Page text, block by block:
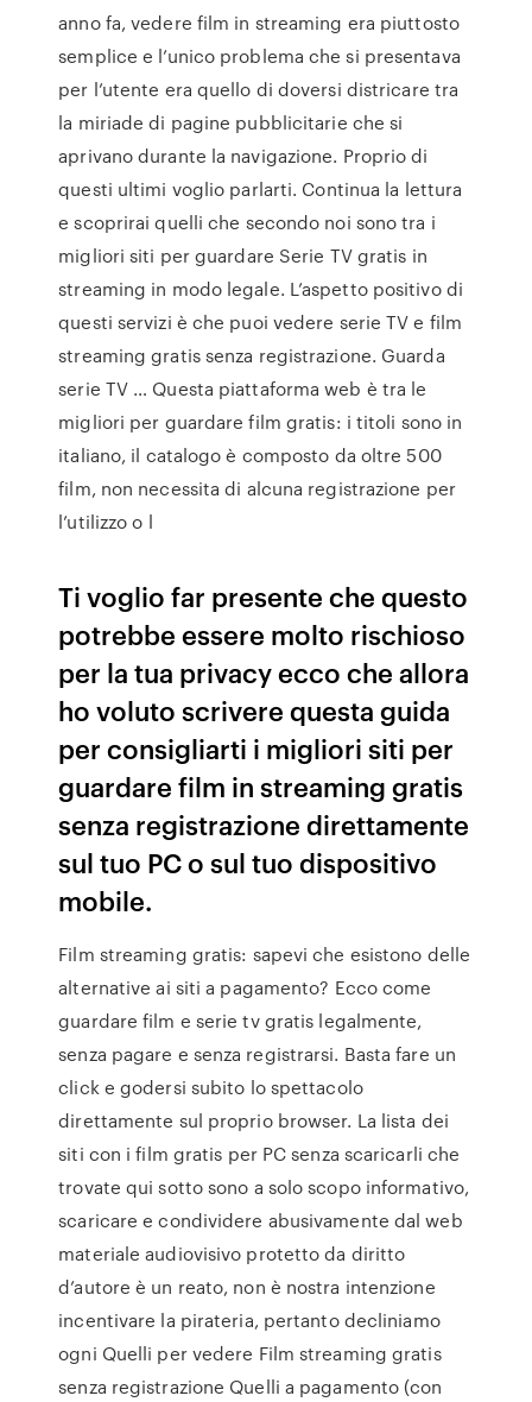
anno fa, vedere film in streaming era piuttosto
semplice e l’unico problema che si presentava
per l’utente era quello di doversi districare tra
la miriade di pagine pubblicitarie che si
aprivano durante la navigazione. Proprio di
questi ultimi voglio parlarti. Continua la lettura
e scoprirai quelli che secondo noi sono tra i
migliori siti per guardare Serie TV gratis in
streaming in modo legale. L’aspetto positivo di
questi servizi è che puoi vedere serie TV e film
streaming gratis senza registrazione. Guarda
serie TV … Questa piattaforma web è tra le
migliori per guardare film gratis: i titoli sono in
italiano, il catalogo è composto da oltre 500
film, non necessita di alcuna registrazione per
l’utilizzo o l
Ti voglio far presente che questo
potrebbe essere molto rischioso
per la tua privacy ecco che allora
ho voluto scrivere questa guida
per consigliarti i migliori siti per
guardare film in streaming gratis
senza registrazione direttamente
sul tuo PC o sul tuo dispositivo
mobile.
Film streaming gratis: sapevi che esistono delle
alternative ai siti a pagamento? Ecco come
guardare film e serie tv gratis legalmente,
senza pagare e senza registrarsi. Basta fare un
click e godersi subito lo spettacolo
direttamente sul proprio browser. La lista dei
siti con i film gratis per PC senza scaricarli che
trovate qui sotto sono a solo scopo informativo,
scaricare e condividere abusivamente dal web
materiale audiovisivo protetto da diritto
d’autore è un reato, non è nostra intenzione
incentivare la pirateria, pertanto decliniamo
ogni Quelli per vedere Film streaming gratis
senza registrazione Quelli a pagamento (con